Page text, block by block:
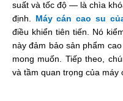
suất và tốc độ — là chìa
định.
Máy cán cao su
điều khiển tiên tiến. Nó
này đảm bảo sản phẩm
mong muốn. Tiếp theo,
và tầm quan trọng của máy